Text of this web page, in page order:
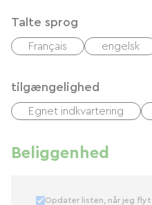
Talte sprog
Français engelsk
tilgængelighed
Egnet indkvartering
Beliggenhed
Opdater listen, når jeg